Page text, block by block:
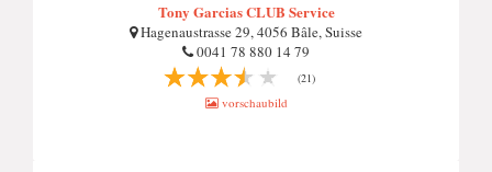
Tony Garcias CLUB Service
Hagenaustrasse 29, 4056 Bâle, Suisse
0041 78 880 14 79
(21)
vorschaubild